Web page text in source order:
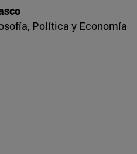
Política y Economía